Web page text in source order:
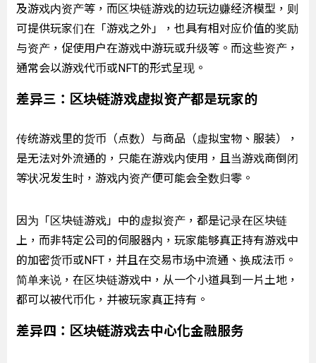
及游戏内资产等，而区块链游戏的边玩边赚经济模型，则
可提供玩家们在「游戏之外」，也具有相对应价值的奖励
与资产，促使用户在游戏中游玩或升级等。而这些资产，
通常会以游戏代币或NFT的形式呈现。
差异三：区块链游戏虚拟资产都是玩家的
传统游戏里的货币（点数）与商品（虚拟宝物、服装），
是无法对外流通的，只能在游戏内使用，且当游戏商倒闭
等状况发生时，游戏内资产便可能会全数归零。
因为「区块链游戏」中的虚拟资产，都是记录在区块链
上，而非特定公司的伺服器内，玩家能够真正持有游戏中
的加密货币或NFT，并且在交易市场中流通、换成法币。
简单来说，在区块链游戏中，从一个小道具到一片土地，
都可以被代币化，并被玩家真正持有。
差异四：区块链游戏去中心化金融服务